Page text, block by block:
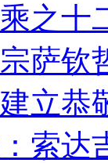
之
萨钦
立恭
索达